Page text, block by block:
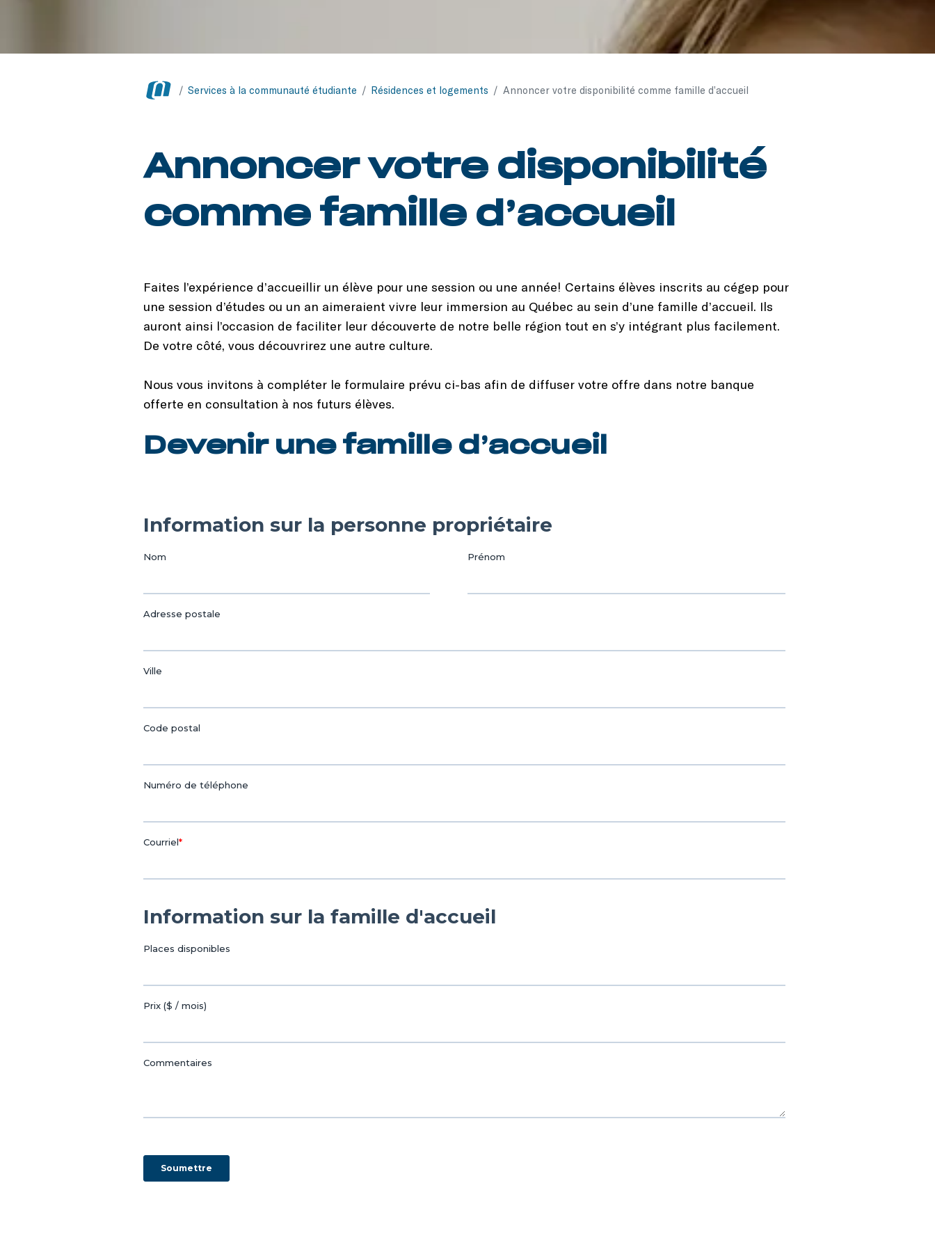
/ Services à la communauté étudiante / Résidences et logements / Annoncer votre disponibilité comme famille d’accueil
Annoncer votre disponibilité
comme famille d’accueil
Faites l’expérience d’accueillir un élève pour une session ou une année! Certains élèves inscrits au cégep pour
une session d’études ou un an aimeraient vivre leur immersion au Québec au sein d’une famille d’accueil. Ils
auront ainsi l’occasion de faciliter leur découverte de notre belle région tout en s’y intégrant plus facilement.
De votre côté, vous découvrirez une autre culture.
Nous vous invitons à compléter le formulaire prévu ci-bas afin de diffuser votre offre dans notre banque
offerte en consultation à nos futurs élèves.
Devenir une famille d’accueil